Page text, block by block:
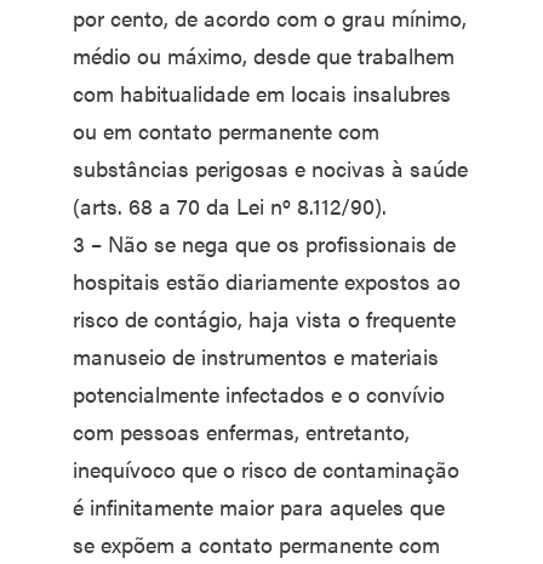
por cento, de acordo com o grau mínimo,
médio ou máximo, desde que trabalhem
com habitualidade em locais insalubres
ou em contato permanente com
substâncias perigosas e nocivas à saúde
(arts. 68 a 70 da Lei nº 8.112/90).
3 – Não se nega que os profissionais de
hospitais estão diariamente expostos ao
risco de contágio, haja vista o frequente
manuseio de instrumentos e materiais
potencialmente infectados e o convívio
com pessoas enfermas, entretanto,
inequívoco que o risco de contaminação
é infinitamente maior para aqueles que
se expõem a contato permanente com